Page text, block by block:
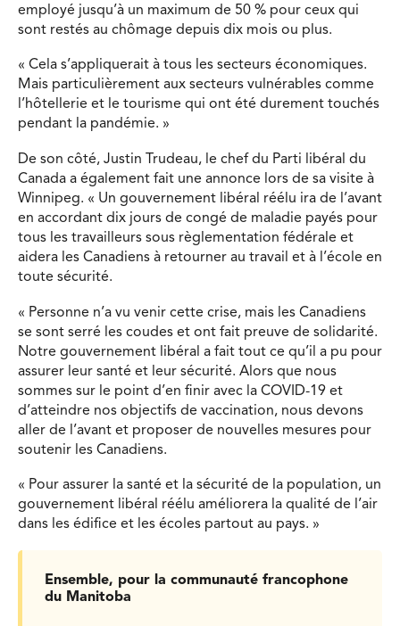
employé jusqu’à un maximum de 50 % pour ceux qui
sont restés au chômage depuis dix mois ou plus.
« Cela s’appliquerait à tous les secteurs économiques.
Mais particulièrement aux secteurs vulnérables comme
l’hôtellerie et le tourisme qui ont été durement touchés
pendant la pandémie. »
De son côté, Justin Trudeau, le chef du Parti libéral du
Canada a également fait une annonce lors de sa visite à
Winnipeg. « Un gouvernement libéral réélu ira de l’avant
en accordant dix jours de congé de maladie payés pour
tous les travailleurs sous règlementation fédérale et
aidera les Canadiens à retourner au travail et à l’école en
toute sécurité.
« Personne n’a vu venir cette crise, mais les Canadiens
se sont serré les coudes et ont fait preuve de solidarité.
Notre gouvernement libéral a fait tout ce qu’il a pu pour
assurer leur santé et leur sécurité. Alors que nous
sommes sur le point d’en finir avec la COVID-19 et
d’atteindre nos objectifs de vaccination, nous devons
aller de l’avant et proposer de nouvelles mesures pour
soutenir les Canadiens.
« Pour assurer la santé et la sécurité de la population, un
gouvernement libéral réélu améliorera la qualité de l’air
dans les édifice et les écoles partout au pays. »
Ensemble, pour la communauté francophone
du Manitoba